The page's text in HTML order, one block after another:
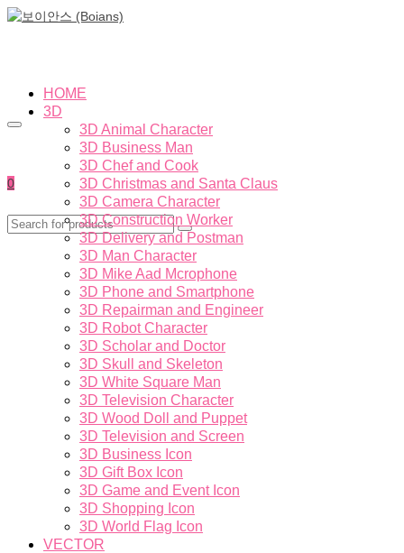
0
HOME
3D
3D Animal Character
3D Business Man
3D Chef and Cook
3D Christmas and Santa Claus
3D Camera Character
3D Construction Worker
3D Delivery and Postman
3D Man Character
3D Mike Aad Mcrophone
3D Phone and Smartphone
3D Repairman and Engineer
3D Robot Character
3D Scholar and Doctor
3D Skull and Skeleton
3D White Square Man
3D Television Character
3D Wood Doll and Puppet
3D Television and Screen
3D Business Icon
3D Gift Box Icon
3D Game and Event Icon
3D Shopping Icon
3D World Flag Icon
VECTOR